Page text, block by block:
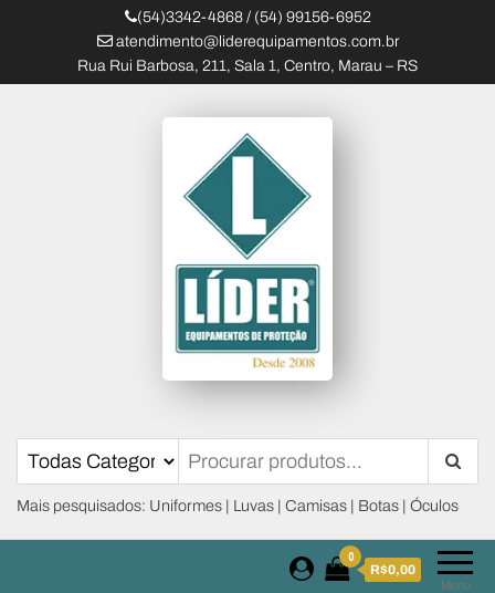
(54)3342-4868 / (54) 99156-6952
atendimento@liderequipamentos.com.br
Rua Rui Barbosa, 211, Sala 1, Centro, Marau – RS
Líder Equipamentos
Mais pesquisados: Uniformes | Luvas | Camisas | Botas | Óculos
Menu
0
R$0,00